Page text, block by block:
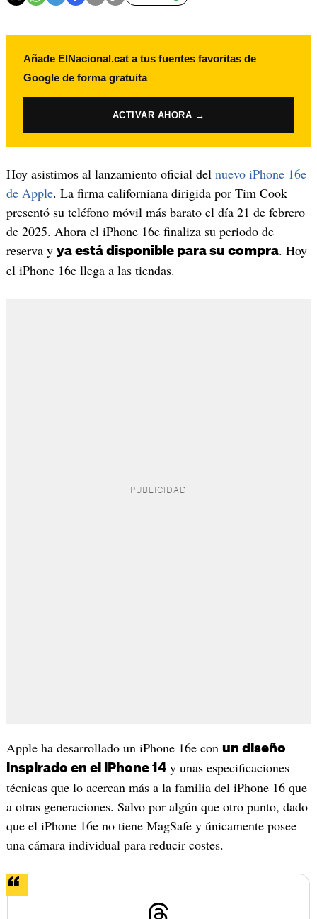
Añade ElNacional.cat a tus fuentes favoritas de
Google de forma gratuita
ACTIVAR AHORA →
Hoy asistimos al lanzamiento oficial del nuevo iPhone 16e
de Apple. La firma californiana dirigida por Tim Cook
presentó su teléfono móvil más barato el día 21 de febrero
de 2025. Ahora el iPhone 16e finaliza su periodo de
reserva y ya está disponible para su compra. Hoy
el iPhone 16e llega a las tiendas.
Apple ha desarrollado un iPhone 16e con un diseño
inspirado en el iPhone 14y unas especificaciones
técnicas que lo acercan más a la familia del iPhone 16 que
a otras generaciones. Salvo por algún que otro punto, dado
que el iPhone 16e no tiene MagSafe y únicamente posee
una cámara individual para reducir costes.